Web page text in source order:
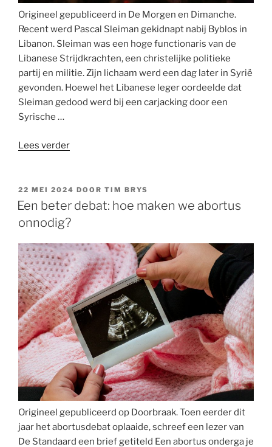
Origineel gepubliceerd in De Morgen en Dimanche.
Recent werd Pascal Sleiman gekidnapt nabij Byblos in
Libanon. Sleiman was een hoge functionaris van de
Libanese Strijdkrachten, een christelijke politieke
partij en militie. Zijn lichaam werd een dag later in Syrië
gevonden. Hoewel het Libanese leger oordeelde dat
Sleiman gedood werd bij een carjacking door een
Syrische …
Lees verder“Massa’s
conflict
met
Israël:
is
niet
de
eerste
keer
dat
dit
het
recept
vormt
voor
een
burgeroorlog
in
GEPLAATST
OP
22 MEI 2024 DOOR TIM BRYS
Een beter debat: hoe maken we abortus
onnodig?
Origineel gepubliceerd op Doorbraak. Toen eerder dit
jaar het abortusdebat oplaaide, schreef een lezer van
De Standaard een brief getiteld Een abortus onderga je